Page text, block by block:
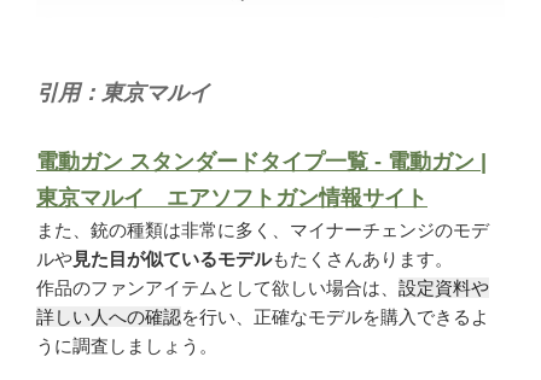
引用：東京マルイ
電動ガン スタンダードタイプ一覧 - 電動ガン |
東京マルイ エアソフトガン情報サイト
また、銃の種類は非常に多く、マイナーチェンジのモデ
ルや見た目が似ているモデルもたくさんあります。
作品のファンアイテムとして欲しい場合は、 設定資料や
詳しい人への確認を行い、正確なモデルを購入できるよ
うに調査しましょう。